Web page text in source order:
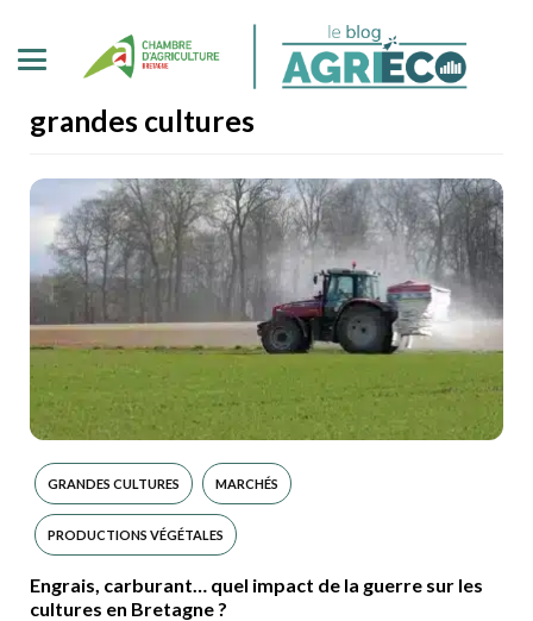
grandes cultures
GRANDES CULTURES MARCHÉS
PRODUCTIONS VÉGÉTALES
Engrais, carburant… quel impact de la guerre sur les
cultures en Bretagne ?